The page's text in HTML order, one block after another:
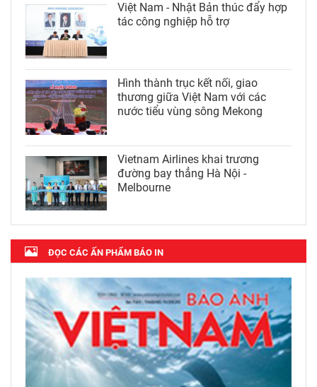
Việt Nam - Nhật Bản thúc đẩy hợp
tác công nghiệp hỗ trợ
Hình thành trục kết nối, giao
thương giữa Việt Nam với các
nước tiểu vùng sông Mekong
Vietnam Airlines khai trương
đường bay thẳng Hà Nội -
Melbourne
ĐỌC CÁC ẤN PHẨM BÁO IN